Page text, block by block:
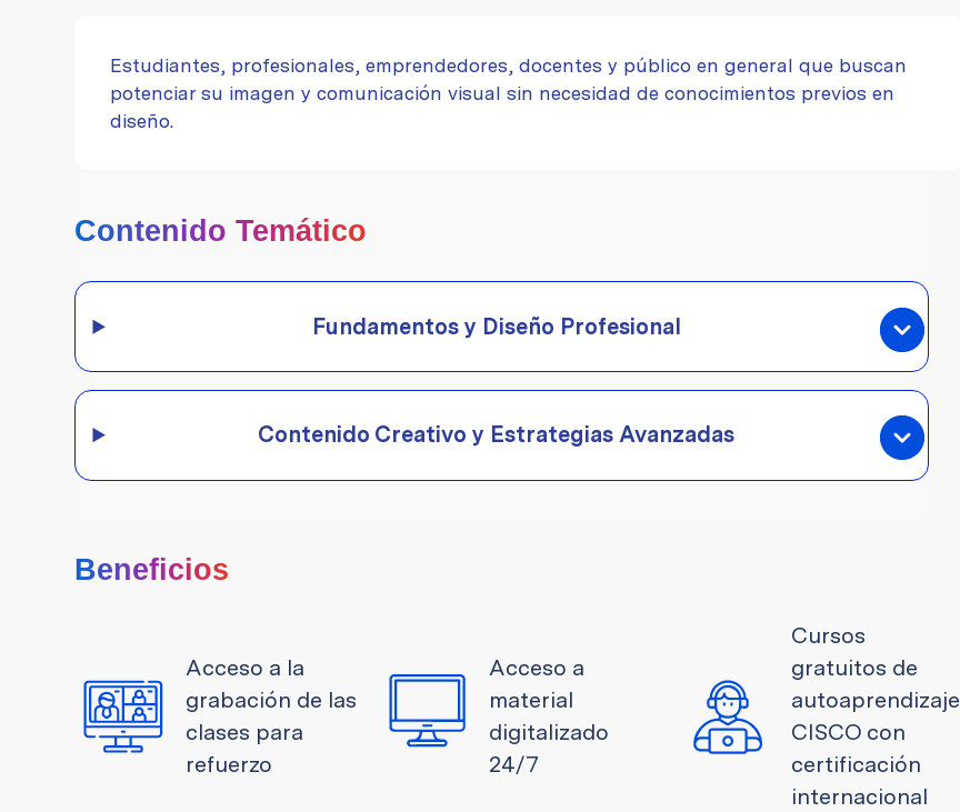
Estudiantes, profesionales, emprendedores, docentes y público en general que buscan
potenciar su imagen y comunicación visual sin necesidad de conocimientos previos en
diseño.
Contenido Temático
Fundamentos y Diseño Profesional
Contenido Creativo y Estrategias Avanzadas
Beneficios
Acceso a la
grabación de las
clases para
refuerzo
Acceso a
material
digitalizado
24/7
Cursos
gratuitos de
autoaprendizaje
CISCO con
certificación
internacional